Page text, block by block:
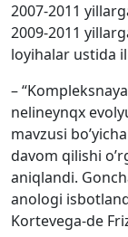
2007-2011
2009-2011
loyihalar ustida
–
nelineynqx
mavzusi
davom qilishi
aniqlandi.
anologi
Kortevega-de